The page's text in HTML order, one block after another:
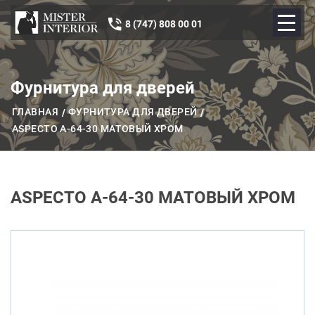
8 (747) 808 00 01
Фурнитура для дверей
ГЛАВНАЯ
ФУРНИТУРА ДЛЯ ДВЕРЕЙ
ASPECTO A-64-30 МАТОВЫЙ ХРОМ
ASPECTO A-64-30 МАТОВЫЙ ХРОМ